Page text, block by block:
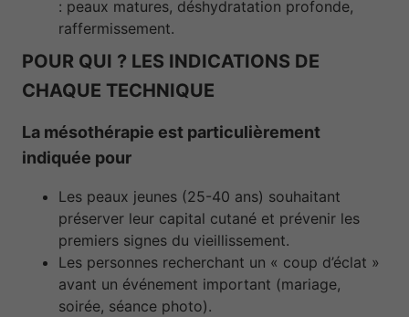
: peaux matures, déshydratation profonde,
raffermissement.
POUR QUI ? LES INDICATIONS DE
CHAQUE TECHNIQUE
La mésothérapie est particulièrement
indiquée pour
Les peaux jeunes (25-40 ans) souhaitant
préserver leur capital cutané et prévenir les
premiers signes du vieillissement.
Les personnes recherchant un « coup d’éclat »
avant un événement important (mariage,
soirée, séance photo).